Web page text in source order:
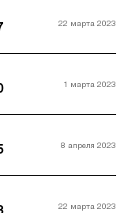
22 марта 2023
1 марта 2023
8 апреля 2023
22 марта 2023